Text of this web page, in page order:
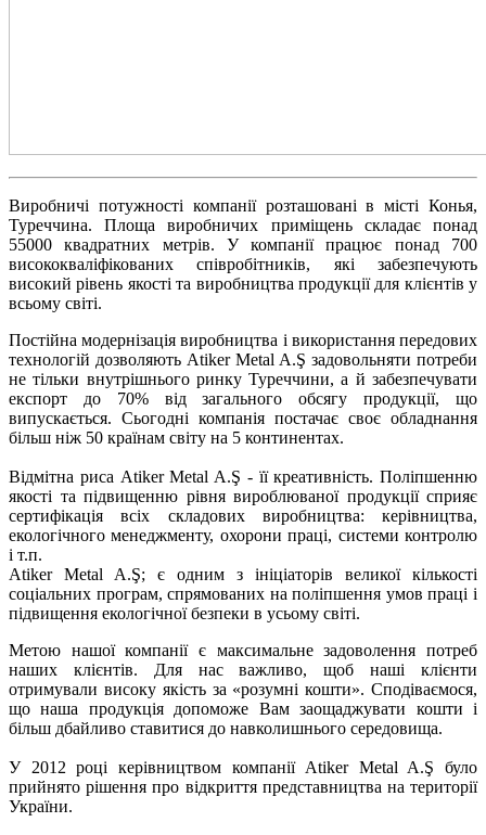
Виробничі потужності компанії розташовані в місті Конья,
Туреччина. Площа виробничих приміщень складає понад
55000 квадратних метрів. У компанії працює понад 700
висококваліфікованих співробітників, які забезпечують
високий рівень якості та виробництва продукції для клієнтів у
всьому світі.
Постійна модернізація виробництва і використання передових
технологій дозволяють Atiker Metal A.Ş задовольняти потреби
не тільки внутрішнього ринку Туреччини, а й забезпечувати
експорт до 70% від загального обсягу продукції, що
випускається. Сьогодні компанія постачає своє обладнання
більш ніж 50 країнам світу на 5 континентах.
Відмітна риса Atiker Metal A.Ş - її креативність. Поліпшенню
якості та підвищенню рівня вироблюваної продукції сприяє
сертифікація всіх складових виробництва: керівництва,
екологічного менеджменту, охорони праці, системи контролю
і т.п.
Atiker Metal A.Ş; є одним з ініціаторів великої кількості
соціальних програм, спрямованих на поліпшення умов праці і
підвищення екологічної безпеки в усьому світі.
Метою нашої компанії є максимальне задоволення потреб
наших клієнтів. Для нас важливо, щоб наші клієнти
отримували високу якість за «розумні кошти». Сподіваємося,
що наша продукція допоможе Вам заощаджувати кошти і
більш дбайливо ставитися до навколишнього середовища.
У 2012 році керівництвом компанії Atiker Metal A.Ş було
прийнято рішення про відкриття представництва на території
України.